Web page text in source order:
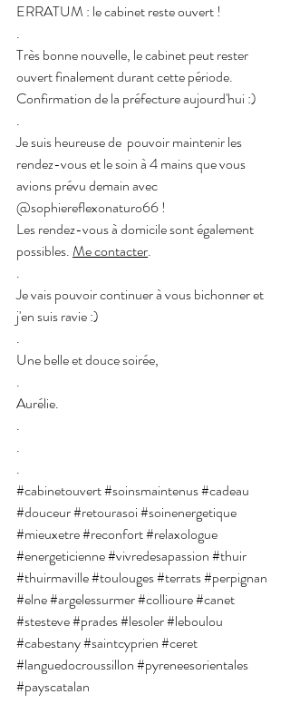
ERRATUM : le cabinet reste ouvert !
.
Très bonne nouvelle, le cabinet peut rester
ouvert finalement durant cette période.
Confirmation de la préfecture aujourd'hui :)
.
Je suis heureuse de  pouvoir maintenir les
rendez-vous et le soin à 4 mains que vous
avions prévu demain avec
@sophiereflexonaturo66 !
Les rendez-vous à domicile sont également
possibles. Me contacter.
.
Je vais pouvoir continuer à vous bichonner et
j'en suis ravie :)
.
Une belle et douce soirée,
.
Aurélie.
.
.
.
#cabinetouvert#soinsmaintenus#cadeau
#douceur#retourasoi#soinenergetique
#mieuxetre#reconfort#relaxologue
#energeticienne#vivredesapassion#thuir
#thuirmaville#toulouges#terrats#perpignan
#elne#argelessurmer#collioure#canet
#stesteve#prades#lesoler#leboulou
#cabestany#saintcyprien#ceret
#languedocroussillon#pyreneesorientales
#payscatalan